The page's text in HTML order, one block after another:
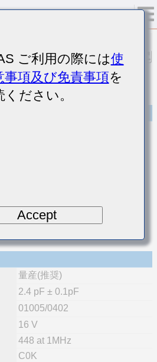
ンサ (温度補償用)]
量産(推奨)
2.4 pF ± 0.1pF
01005/0402
16 V
448 at 1MHz
C0K
ご利用の際には使
事項及び免責事項を
ださい。
Accept